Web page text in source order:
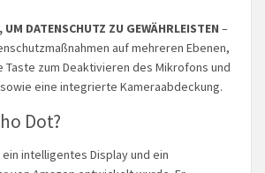
UM DATENSCHUTZ ZU GEWÄHRLEISTEN –
auf mehreren Ebenen,
Taste zum Deaktivieren des Mikrofons und
eine integrierte Kameraabdeckung.
Dot?
ein intelligentes Display und ein